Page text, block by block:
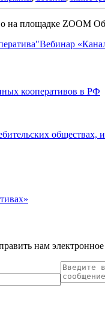
на площадке ZOOM
Вебинар
обществах,
нам